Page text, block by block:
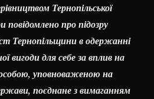
Тернопільської
про підозру
Тернопільщини в одержанні
вигоди для себе за вплив на
уповноваженою на
поєднане з вимаганням